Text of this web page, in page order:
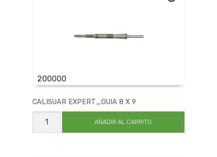
200000
CALISUAR EXPERT_GUIA 8 X 9
CALISUAR
EXPERT_GUIA
8
AÑADIR AL CARRITO